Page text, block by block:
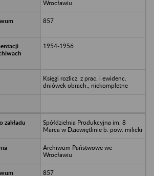
Wrocławiu
857
1954-1956
Księgi rozlicz. z prac. i ewidenc.
dniówek obrach., niekompletne
Spółdzielnia Produkcyjna im. 8
Marca w Dziewiętlinie b. pow. milicki
Archiwum Państwowe we
Wrocławiu
857